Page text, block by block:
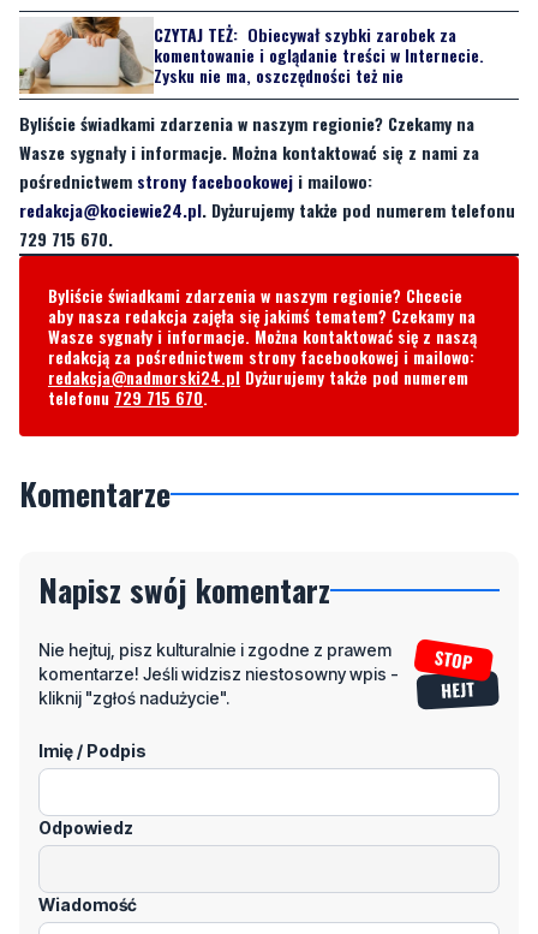
CZYTAJ TEŻ: Obiecywał szybki zarobek za
komentowanie i oglądanie treści w Internecie.
Zysku nie ma, oszczędności też nie
Byliście świadkami zdarzenia w naszym regionie? Czekamy na
Wasze sygnały i informacje. Można kontaktować się z nami za
pośrednictwem strony facebookowej i mailowo:
redakcja@kociewie24.pl. Dyżurujemy także pod numerem telefonu
729 715 670.
Byliście świadkami zdarzenia w naszym regionie? Chcecie
aby nasza redakcja zajęła się jakimś tematem? Czekamy na
Wasze sygnały i informacje. Można kontaktować się z naszą
redakcją za pośrednictwem strony facebookowej i mailowo:
redakcja@nadmorski24.pl Dyżurujemy także pod numerem
telefonu 729 715 670.
Komentarze
Napisz swój komentarz
Nie hejtuj, pisz kulturalnie i zgodne z prawem
komentarze! Jeśli widzisz niestosowny wpis -
kliknij "zgłoś nadużycie".
Imię / Podpis
Odpowiedz
Wiadomość